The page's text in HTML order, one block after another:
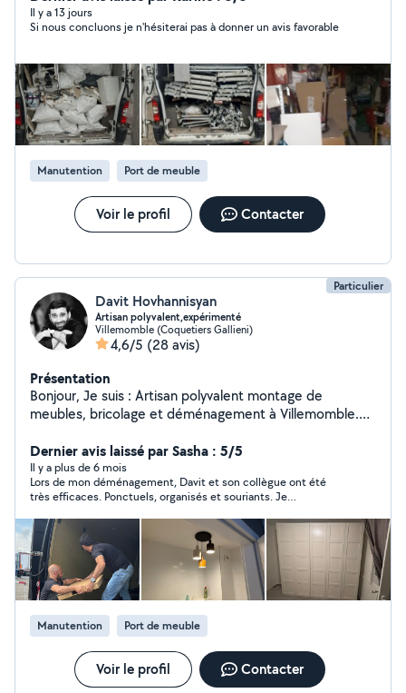
Il y a 13 jours
Si nous concluons je n'hésiterai pas à donner un avis favorable
Manutention Port de meuble
Voir le profil Contacter
Particulier
Davit Hovhannisyan
Artisan polyvalent,expérimenté
Villemomble (Coquetiers Gallieni)
4,6/5 (28 avis)
Présentation
Bonjour, Je suis : Artisan polyvalent montage de
meubles, bricolage et déménagement à Villemomble.
et petits travaux. ️ Bricoleur professionnel à Villemomble
montage, fixation, déménagement, restauration. Service
complet : montage de meubles, aide au
déménagement et travaux intérieurs. Un artisan de
confiance pour tous vos travaux à Villemomble. Besoin
d'un coup de main. Je vous propose mes services pour
tous vos travaux d'intérieur : Montage et démontage de
tous types de meubles. Fixation de téléviseurs au mur.
Pose de tringles à rideaux. Restauration de meubles. Je
peux également vous aider pour vos déménagements.
Artisan passionné, je restaure les anciens meubles
cassés, même lorsqu'il manque une partie sculptée : je
la refais à l'identique, ainsi que les dorures. Je reste à
votre disposition pour toute information
Dernier avis laissé par Sasha : 5/5
Il y a plus de 6 mois
Lors de mon déménagement, Davit et son collègue ont été
très efficaces. Ponctuels, organisés et souriants. Je
Manutention Port de meuble
Voir le profil Contacter